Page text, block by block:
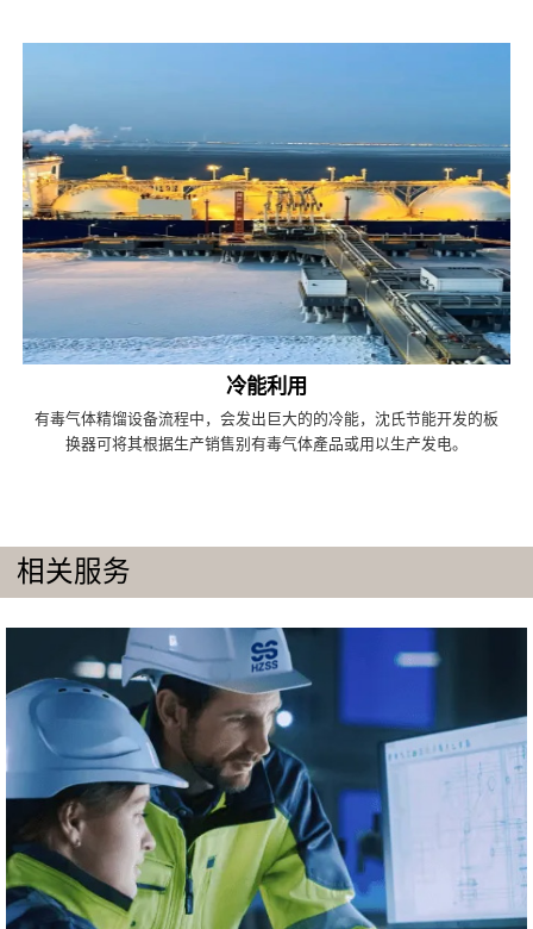
冷能利用
有毒气体精馏设备流程中，会发出巨大的的冷能，沈氏节能开发的板
换器可将其根据生产销售别有毒气体產品或用以生产发电。
相关服务